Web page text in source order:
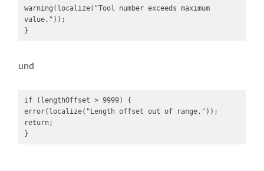
warning(localize("Tool number exceeds maximum
value."));
}
und
if (lengthOffset > 9999) {
error(localize("Length offset out of range."));
return;
}